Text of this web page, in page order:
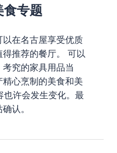
食专题
在名古屋享受优质
推荐的餐厅。 可以
究的家具用品当
心烹制的美食和美
许会发生变化。最
认。